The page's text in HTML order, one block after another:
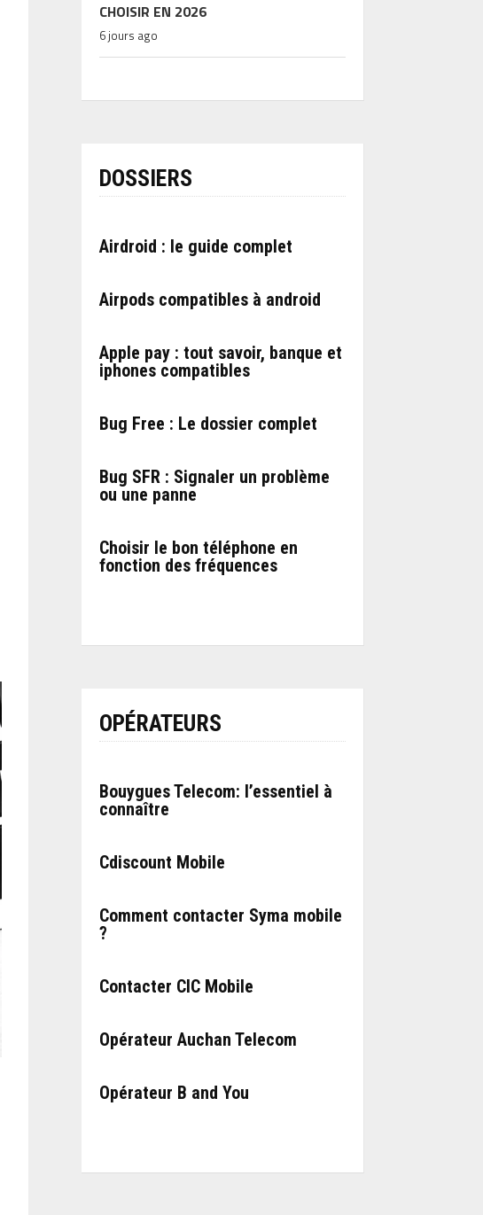
CHOISIR EN 2026
6 jours ago
DOSSIERS
Airdroid : le guide complet
Airpods compatibles à android
Apple pay : tout savoir, banque et
iphones compatibles
Bug Free : Le dossier complet
Bug SFR : Signaler un problème
ou une panne
Choisir le bon téléphone en
fonction des fréquences
OPÉRATEURS
Bouygues Telecom: l’essentiel à
connaître
Cdiscount Mobile
Comment contacter Syma mobile
?
Contacter CIC Mobile
Opérateur Auchan Telecom
Opérateur B and You